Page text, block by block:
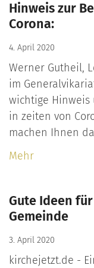
Hinweis zur
Corona:
4. April 2020
Werner Gutheil,
im
wichtige Hinweis
in zeiten von
machen Ihnen
Mehr
Gute Ideen
Gemeinde
3. April 2020
kirchejetzt.de -